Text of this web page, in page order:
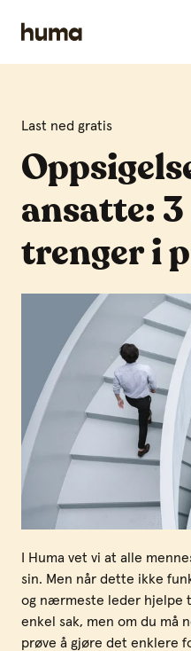
Last ned gratis
ansatte:
trenger i
I Huma vet vi at alle
sin. Men når dette ikke
og nærmeste leder hjelpe
enkel sak, men om du må
prøve å gjøre det enklere